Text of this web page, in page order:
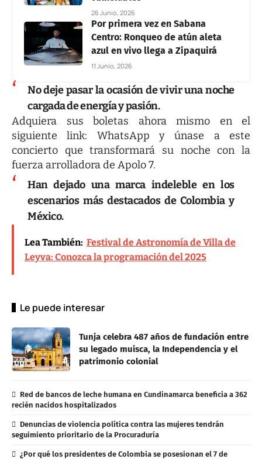
26 Junio, 2026
Por primera vez en Sabana
Centro: Ronqueo de atún aleta
azul en vivo llega a Zipaquirá
11 Junio, 2026
No deje pasar la ocasión de vivir una noche
cargada de energía y pasión.
Adquiera sus boletas ahora mismo en el
siguiente link: WhatsApp y únase a este
concierto que transformará su noche con la
fuerza arrolladora de Apolo 7.
Han dejado una marca indeleble en los
escenarios más destacados de Colombia y
México.
Lea También: Festival de Astronomía de Villa de
Leyva: Conozca la programación del 2025
Le puede interesar
Tunja celebra 487 años de fundación entre
su legado muisca, la Independencia y el
patrimonio colonial
Red de bancos de leche humana en Cundinamarca beneficia a 362
recién nacidos hospitalizados
Denuncias de violencia política contra las mujeres tendrán
seguimiento prioritario de la Procuraduría
¿Por qué los presidentes de Colombia se posesionan el 7 de